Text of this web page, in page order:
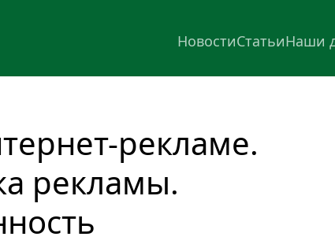
НовостиСтатьиНаши
рекламе.
рекламы.